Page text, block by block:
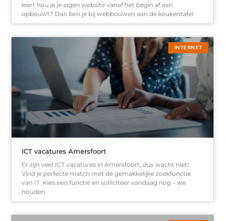
leert hou je je eigen website vanaf het begin af aan
opbouwt? Dan ben je bij webbouwen aan de keukentafel
INTERNET
ICT vacatures Amersfoort
Er zijn veel ICT vacatures in Amersfoort, dus wacht niet!
Vind je perfecte match met de gemakkelijke zoekfunctie
van IT. Kies een functie en solliciteer vandaag nog – we
houden